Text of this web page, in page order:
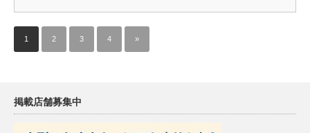
1 2 3 4 »
掲載店舗募集中